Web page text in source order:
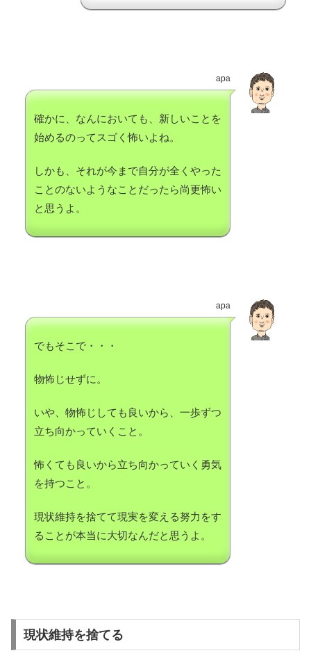
apa
確かに、なんにおいても、新しいことを
始めるのってスゴく怖いよね。
しかも、それが今まで自分が全くやった
ことのないようなことだったら尚更怖い
と思うよ。
apa
でもそこで・・・
物怖じせずに。
いや、物怖じしても良いから、一歩ずつ
立ち向かっていくこと。
怖くても良いから立ち向かっていく勇気
を持つこと。
現状維持を捨てて現実を変える努力をす
ることが本当に大切なんだと思うよ。
現状維持を捨てる